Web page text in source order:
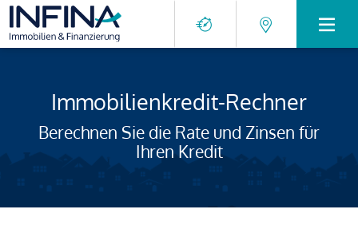
Immobilienkredit-Rechner
Berechnen Sie die Rate und Zinsen für
Ihren Kredit